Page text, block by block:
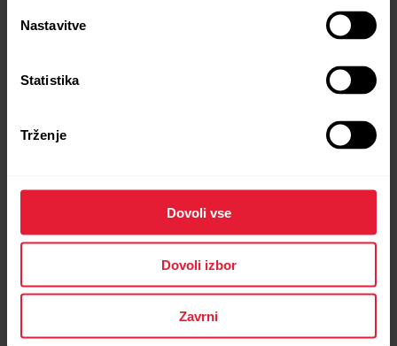
Nastavitve
Statistika
Trženje
Dovoli vse
Dovoli izbor
Zavrni